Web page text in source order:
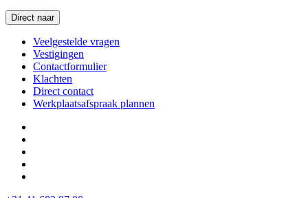
Direct naar
Veelgestelde vragen
Vestigingen
Contactformulier
Klachten
Direct contact
Werkplaatsafspraak plannen